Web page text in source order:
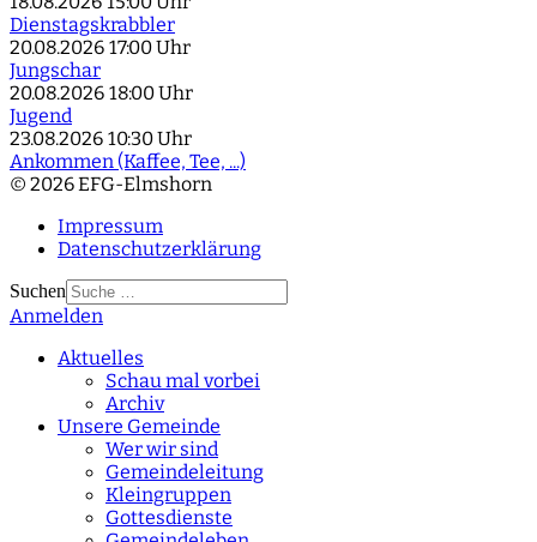
Dienstagskrabbler
20.08.2026 17:00 Uhr
Jungschar
20.08.2026 18:00 Uhr
Jugend
23.08.2026 10:30 Uhr
Ankommen (Kaffee, Tee, ...)
© 2026 EFG-Elmshorn
Impressum
Datenschutzerklärung
Suchen
Type 2 or more
Anmelden
Aktuelles
Schau mal vorbei
Archiv
Unsere Gemeinde
Wer wir sind
Gemeindeleitung
Kleingruppen
Gottesdienste